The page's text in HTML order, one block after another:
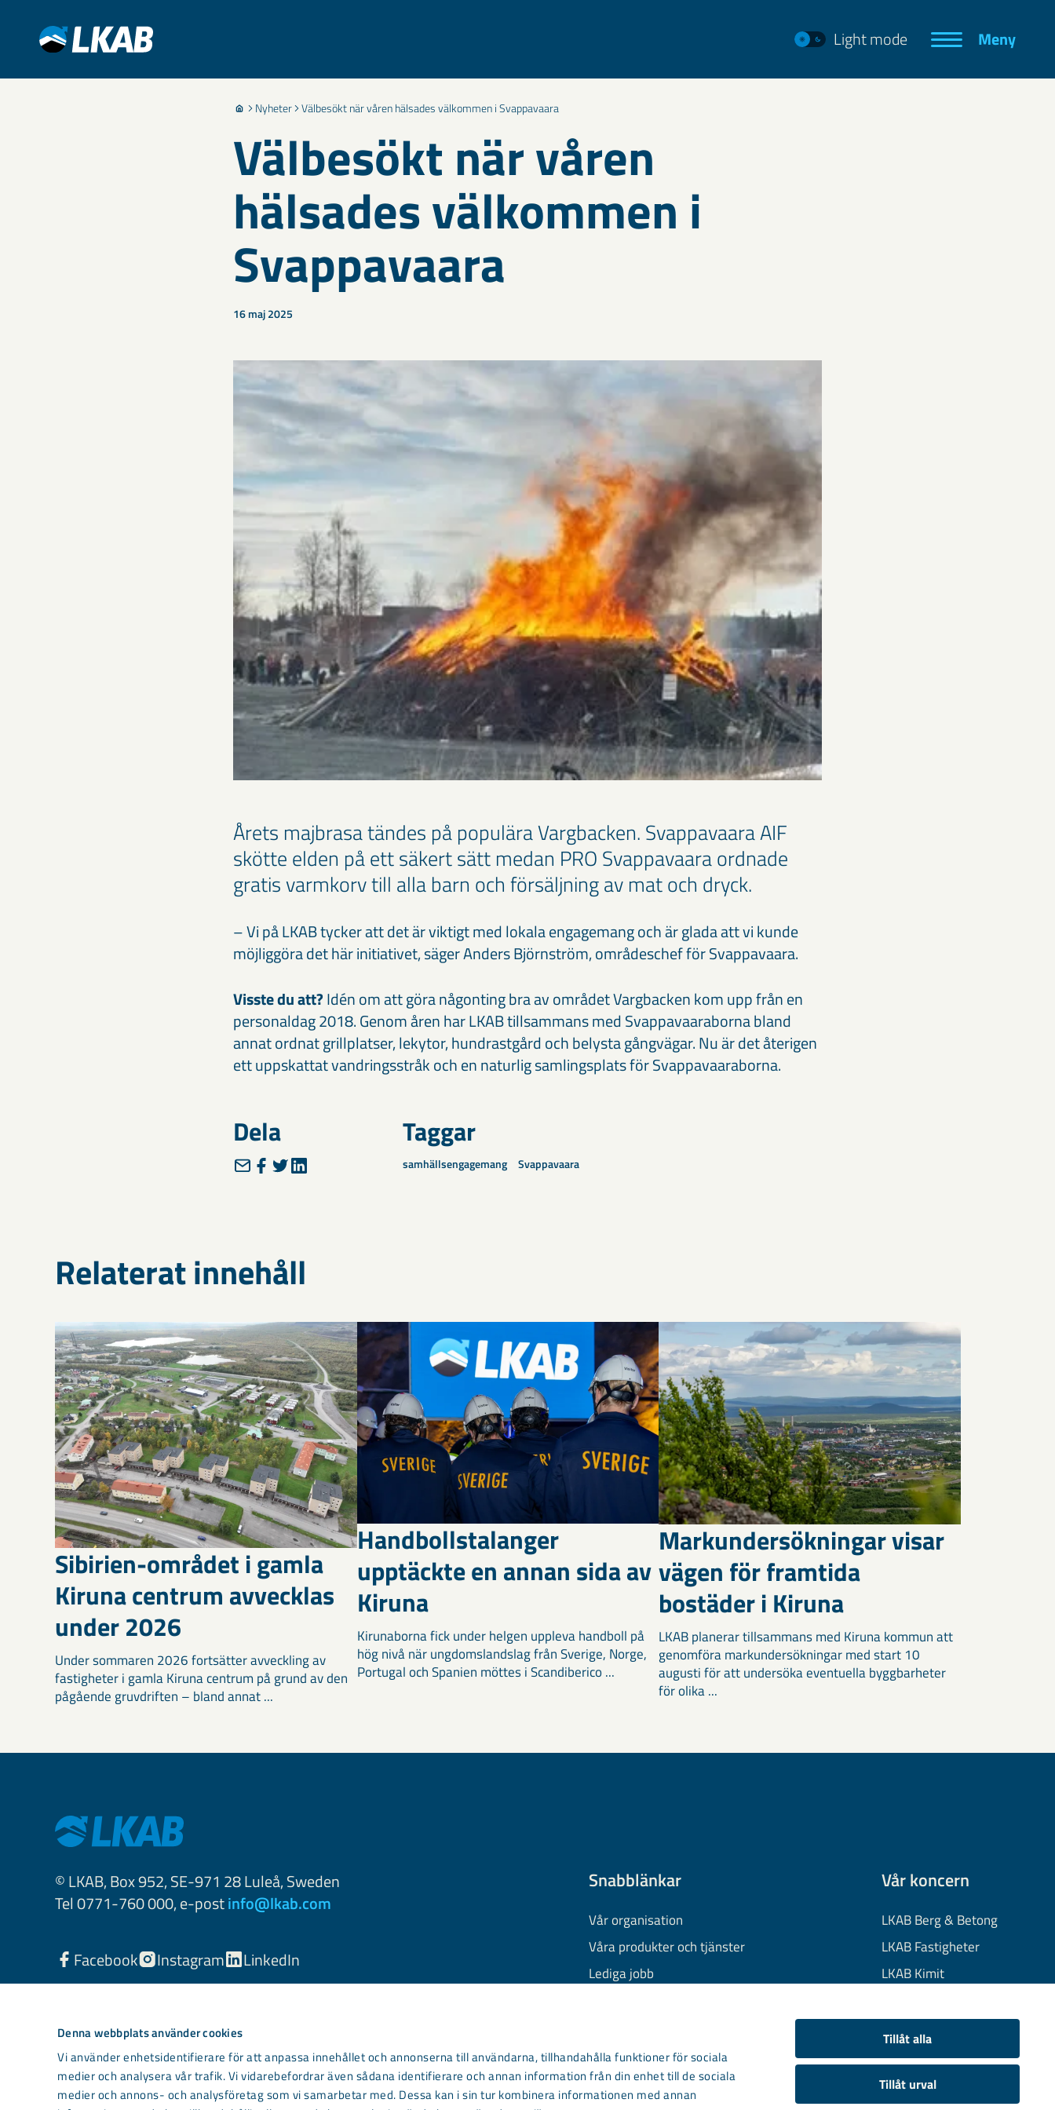
Denna webbplats använder cookies
Vi använder enhetsidentifierare för att anpassa innehållet och annonserna till användarna, tillhandahålla funktioner för sociala
medier och analysera vår trafik. Vi vidarebefordrar även sådana identifierare och annan information från din enhet till de sociala
medier och annons- och analysföretag som vi samarbetar med. Dessa kan i sin tur kombinera informationen med annan
Tillåt alla
Tillåt urval
Light mode Meny
Nyheter Välbesökt när våren hälsades välkommen i Svappavaara
Välbesökt när våren
hälsades välkommen i
Svappavaara
16 maj 2025
Årets majbrasa tändes på populära Vargbacken. Svappavaara AIF
skötte elden på ett säkert sätt medan PRO Svappavaara ordnade
gratis varmkorv till alla barn och försäljning av mat och dryck.
– Vi på LKAB tycker att det är viktigt med lokala engagemang och är glada att vi kunde
möjliggöra det här initiativet, säger Anders Björnström, områdeschef för Svappavaara.
Visste du att?Idén om att göra någonting bra av området Vargbacken kom upp från en
personaldag 2018. Genom åren har LKAB tillsammans med Svappavaaraborna bland
annat ordnat grillplatser, lekytor, hundrastgård och belysta gångvägar. Nu är det återigen
ett uppskattat vandringsstråk och en naturlig samlingsplats för Svappavaaraborna.
Dela Taggar
samhällsengagemang Svappavaara
Relaterat innehåll
Sibirien-området i gamla
Kiruna centrum avvecklas
under 2026
Under sommaren 2026 fortsätter avveckling av
fastigheter i gamla Kiruna centrum på grund av den
pågående gruvdriften – bland annat ...
Handbollstalanger
upptäckte en annan sida av
Kiruna
Kirunaborna fick under helgen uppleva handboll på
hög nivå när ungdomslandslag från Sverige, Norge,
Portugal och Spanien möttes i Scandiberico ...
Markundersökningar visar
vägen för framtida
bostäder i Kiruna
LKAB planerar tillsammans med Kiruna kommun att
genomföra markundersökningar med start 10
augusti för att undersöka eventuella byggbarheter
för olika ...
© LKAB, Box 952, SE-971 28 Luleå, Sweden
Tel 0771-760 000, e-postinfo@lkab.com
Facebook Instagram LinkedIn
Snabblänkar
Vår organisation
Våra produkter och tjänster
Lediga jobb
Information om cookies
Kontakta oss
Vår koncern
LKAB Berg & Betong
LKAB Fastigheter
LKAB Kimit
LKAB Wassara
Samhällsutveckling